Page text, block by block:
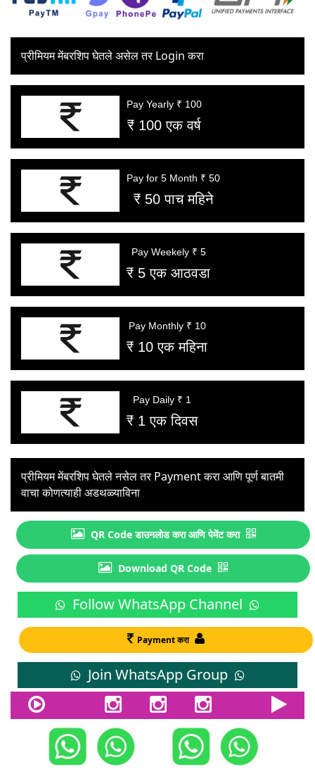
प्रीमियम मेंबरशिप घेतले असेल तर Login करा
Pay Yearly ₹ 100
₹ 100 एक वर्ष
Pay for 5 Month ₹ 50
₹ 50 पाच महिने
Pay Weekely ₹ 5
₹ 5 एक आठवडा
Pay Monthly ₹ 10
₹ 10 एक महिना
Pay Daily ₹ 1
₹ 1 एक दिवस
प्रीमियम मेंबरशिप घेतले नसेल तर Payment करा आणि पूर्ण बातमी
वाचा कोणत्याही अडथळ्याविना
QR Code डाउनलोड करा आणि पेमेंट करा
Download QR Code
Follow WhatsApp Channel
Payment करा
Join WhatsApp Group